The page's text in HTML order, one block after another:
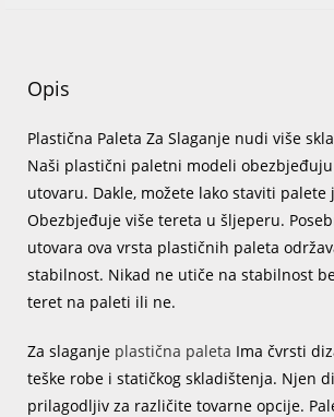
Opis
Plastična Paleta Za Slaganje nudi više
Naši plastični paletni modeli
utovaru. Dakle, možete lako staviti
Obezbjeđuje više tereta u šljeperu.
utovara ova vrsta plastičnih paleta
stabilnost. Nikad ne utiče na stabilnost
teret na paleti ili ne.
Za slaganje plastična paleta Ima čvrsti
teške robe i statičkog skladištenja. Njen
prilagodljiv za različite tovarne opcije.